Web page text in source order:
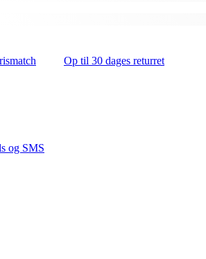
Op til 30 dages returret
og SMS